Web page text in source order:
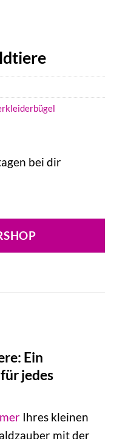
€.
bei dir
Ein
jedes
Ihres kleinen
mit der